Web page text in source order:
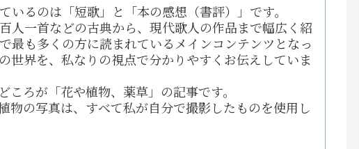
いるのは「短歌」と「本の感想（書評）」です。
人一首などの古典から、現代歌人の作品まで幅広く紹
最も多くの方に読まれているメインコンテンツとなっ
世界を、私なりの視点で分かりやすくお伝えしていま
ころが「花や植物、薬草」の記事です。
物の写真は、すべて私が自分で撮影したものを使用し